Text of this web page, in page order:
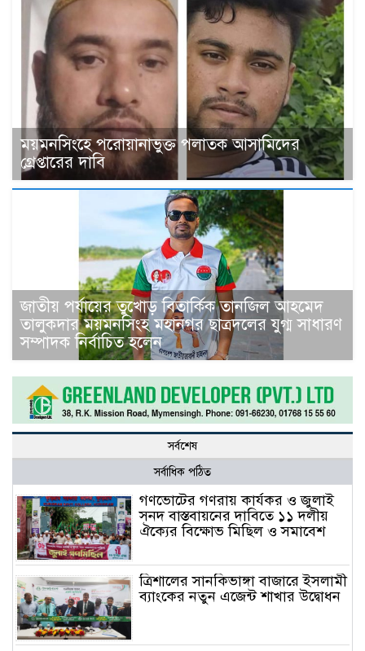
ময়মনসিংহে পরোয়ানাভুক্ত পলাতক আসামিদের
গ্রেপ্তারের দাবি
জাতীয় পর্যায়ের তুখোড় বিতার্কিক তানজিল আহমেদ
তালুকদার ময়মনসিংহ মহানগর ছাত্রদলের যুগ্ম সাধারণ
সম্পাদক নির্বাচিত হলেন
সর্বশেষ
সর্বাধিক পঠিত
গণভোটের গণরায় কার্যকর ও জুলাই
সনদ বাস্তবায়নের দাবিতে ১১ দলীয়
ঐক্যের বিক্ষোভ মিছিল ও সমাবেশ
ত্রিশালের সানকিভাঙ্গা বাজারে ইসলামী
ব্যাংকের নতুন এজেন্ট শাখার উদ্বোধন